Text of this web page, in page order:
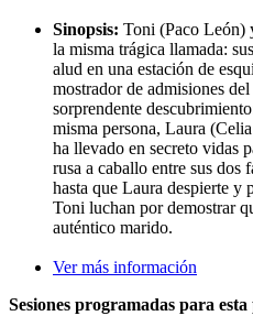
Sinopsis: Toni (Paco León)
la misma trágica llamada:
alud en una estación de
mostrador de admisiones
sorprendente
misma persona, Laura
ha llevado en secreto vidas
rusa a caballo entre sus
hasta que Laura despierte y
Toni luchan por demostrar
auténtico marido.
Ver más información
Sesiones programadas para esta